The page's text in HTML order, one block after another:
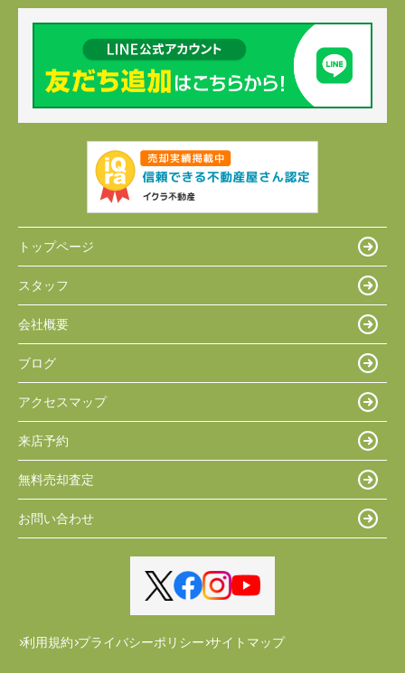
トップページ
スタッフ
会社概要
ブログ
アクセスマップ
来店予約
無料売却査定
お問い合わせ
利用規約 プライバシーポリシー サイトマップ